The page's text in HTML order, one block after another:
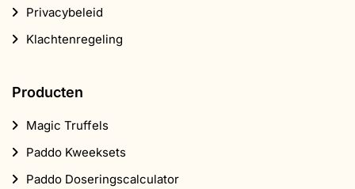
Privacybeleid
Klachtenregeling
Producten
Magic Truffels
Paddo Kweeksets
Paddo Doseringscalculator